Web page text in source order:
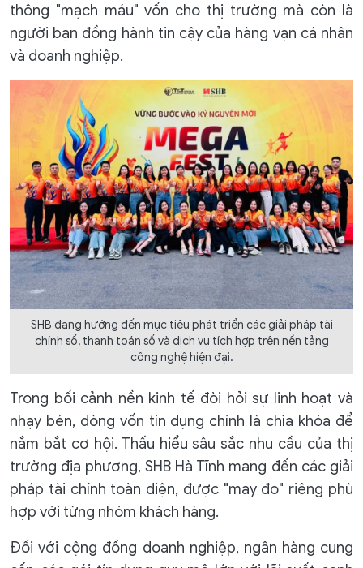
thông "mạch máu" vốn cho thị trường mà còn là
người bạn đồng hành tin cậy của hàng vạn cá nhân
và doanh nghiệp.
SHB đang hướng đến mục tiêu phát triển các giải pháp tài
chính số, thanh toán số và dịch vụ tích hợp trên nền tảng
công nghệ hiện đại.
Trong bối cảnh nền kinh tế đòi hỏi sự linh hoạt và
nhạy bén, dòng vốn tín dụng chính là chìa khóa để
nắm bắt cơ hội. Thấu hiểu sâu sắc nhu cầu của thị
trường địa phương, SHB Hà Tĩnh mang đến các giải
pháp tài chính toàn diện, được "may đo" riêng phù
hợp với từng nhóm khách hàng.
Đối với cộng đồng doanh nghiệp, ngân hàng cung